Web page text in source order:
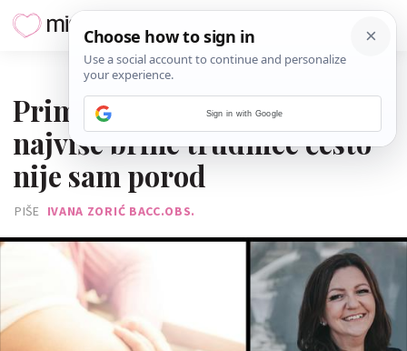
Primalja Ivana Zorić: Ono što
najviše brine trudnice često
nije sam porod
PIŠE IVANA ZORIĆ BACC.OBS.
Sign in with Google